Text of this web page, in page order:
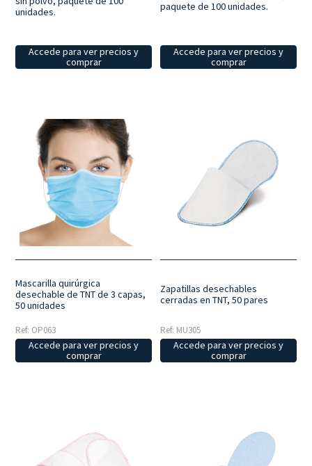
unidades.
Accede para ver precios y
comprar
paquete de 100 unidades.
Accede para ver precios y
comprar
Mascarilla quirúrgica
desechable de TNT de 3 capas,
50 unidades
Ref: OP063
Accede para ver precios y
comprar
Zapatillas desechables
cerradas en TNT, 50 pares
Ref: MU305
Accede para ver precios y
comprar